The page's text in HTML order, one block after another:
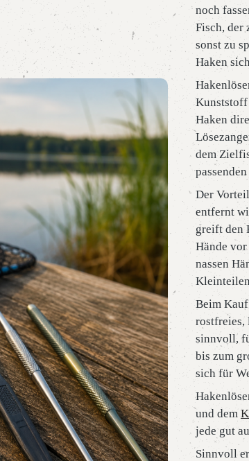
noch
Fisch, der
sonst zu
Haken
Kunststoff
Haken
dem
Der
entfernt
greift den
Hände
nassen
Beim
rostfreies,
sinnvoll,
bis zum
sich für
und dem
jede gut
Sinnvoll